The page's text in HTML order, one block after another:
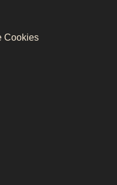
Cookies